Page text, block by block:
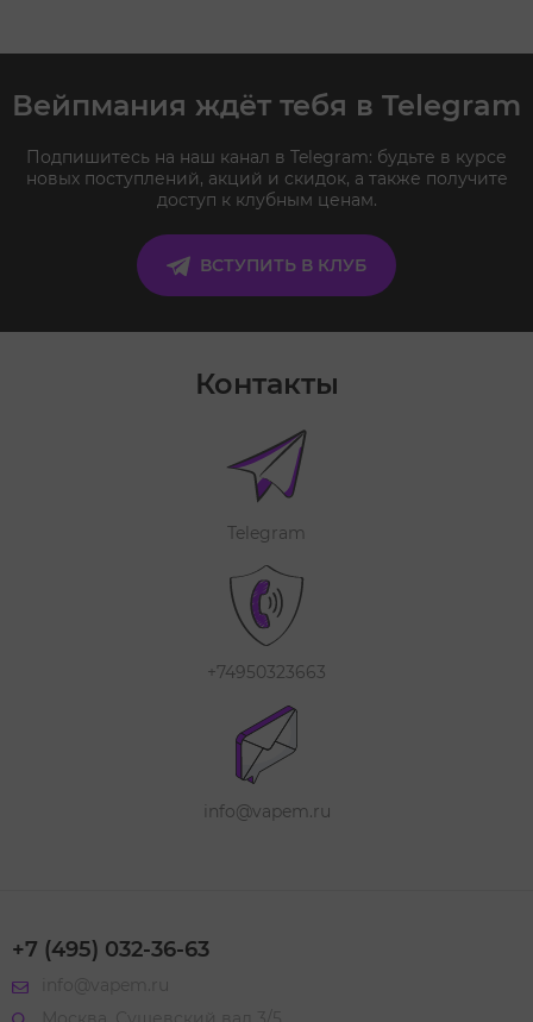
Вейпмания ждёт тебя в Telegram
Подпишитесь на наш канал в Telegram: будьте в курсе
новых поступлений, акций и скидок, а также получите
доступ к клубным ценам.
ВСТУПИТЬ В КЛУБ
Контакты
Telegram
+74950323663
info@vapem.ru
+7 (495) 032-36-63